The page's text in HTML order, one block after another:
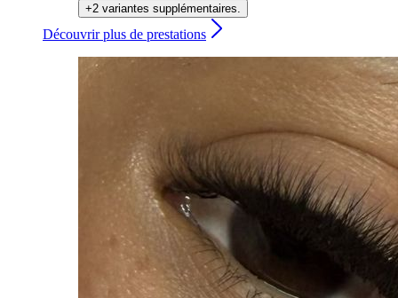
+2 variantes supplémentaires.
Découvrir plus de prestations